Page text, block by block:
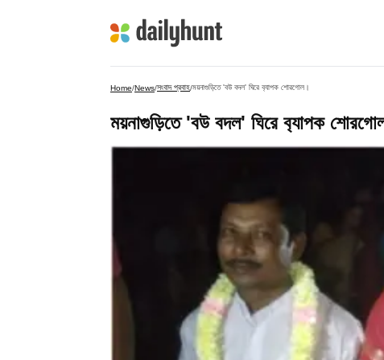
Home/News/সংবাদ প্রবাহ/ময়নাগুড়িতে 'বউ বদল' ঘিরে ব‍্যাপক শোরগোল।
ময়নাগুড়িতে 'বউ বদল' ঘিরে ব‍্যাপক